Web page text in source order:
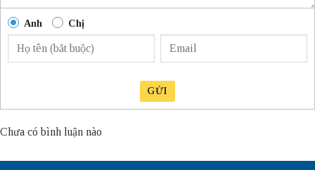
Anh Chị
GỬI
Chưa có bình luận nào